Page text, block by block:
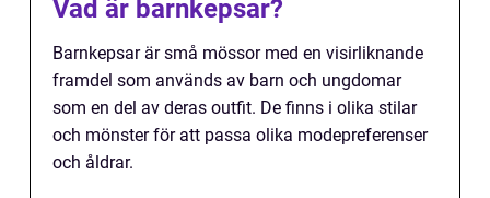
Vad är barnkepsar?
Barnkepsar är små mössor med en visirliknande
framdel som används av barn och ungdomar
som en del av deras outfit. De finns i olika stilar
och mönster för att passa olika modepreferenser
och åldrar.